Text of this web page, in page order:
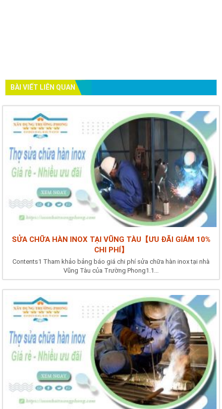
BÀI VIẾT LIÊN QUAN
SỬA CHỮA HÀN INOX TẠI VŨNG TÀU【ƯU ĐÃI GIẢM 10%
CHI PHÍ】
Contents1 Tham khảo bảng báo giá chi phí sửa chữa hàn inox tại nhà
Vũng Tàu của Trường Phong1.1...